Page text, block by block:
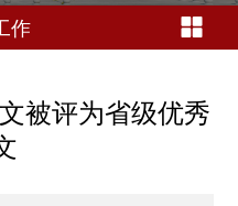
作
被评为省级优秀